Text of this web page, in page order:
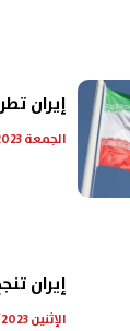
إيران تطرد 4 دبلوماسيين من أذربيجان ردًا على خطوة
الجمعة 05/05/2023 02:31 م
إيران
الإثنين 06/03/2023 09:24 م